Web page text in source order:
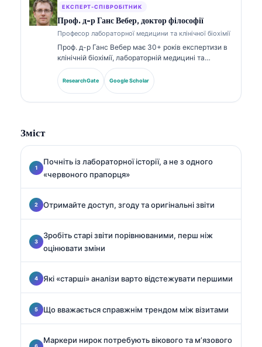
ЕКСПЕРТ-СПІВРОБІТНИК
Проф. д-р Ганс Вебер, доктор філософії
Професор лабораторної медицини та клінічної біохімії
Проф. д-р Ганс Вебер має 30+ років експертизи в
клінічній біохімії, лабораторній медицині та
дослідженнях біомаркерів. Колишній президент
Німецького товариства клінічної хімії, він
спеціалізується на аналізі діагностичних панелей,
ResearchGate Google Scholar
Зміст
Почніть із лабораторної історії, а не з одного
«червоного прапорця»
Отримайте доступ, згоду та оригінальні звіти
Зробіть старі звіти порівнюваними, перш ніж
оцінювати зміни
Які «старші» аналізи варто відстежувати першими
Що вважається справжнім трендом між візитами
Маркери нирок потребують вікового та м’язового